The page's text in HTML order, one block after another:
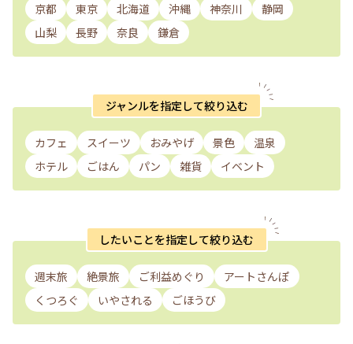
京都 東京 北海道 沖縄 神奈川
静岡
山梨
長野 奈良 鎌倉
ジャンルを指定して絞り込む
カフェ スイーツ おみやげ 景色
温泉
ホテル
ごはん パン 雑貨 イベント
したいことを指定して絞り込む
週末旅 絶景旅 ご利益めぐり
アートさんぽ
くつろぐ
いやされる ごほうび